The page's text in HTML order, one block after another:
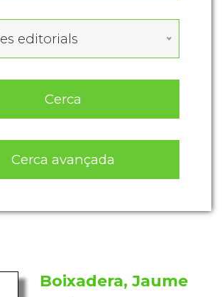
editorials
Cerca
Cerca avançada
Boixadera, Jaume